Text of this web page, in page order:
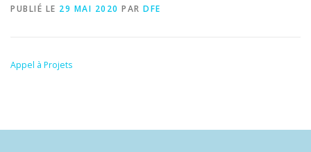
RESSOURCES DOCUMENTAIRES
PUBLIÉ LE 29 MAI 2020 PAR DFE
Appel à Projets